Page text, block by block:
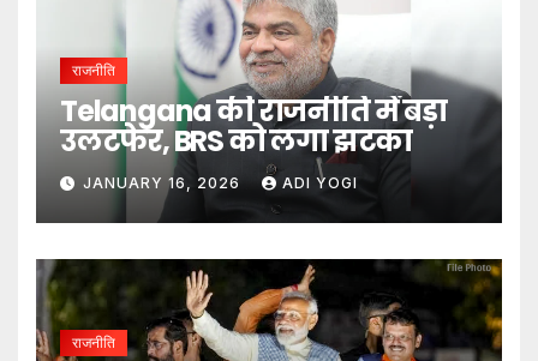
राजनीति
Telangana की राजनीति में बड़ा
उलटफेर, BRS को लगा झटका
JANUARY 16, 2026 ADI YOGI
राजनीति